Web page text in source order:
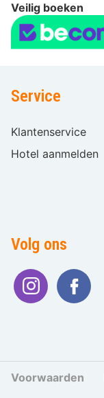
Veilig boeken
Service
Klantenservice
Hotel aanmelden
Volg ons
Voorwaarden